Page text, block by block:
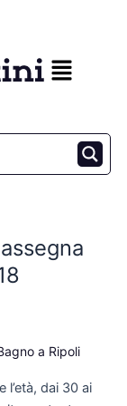
a Ripoli
dai 30 ai